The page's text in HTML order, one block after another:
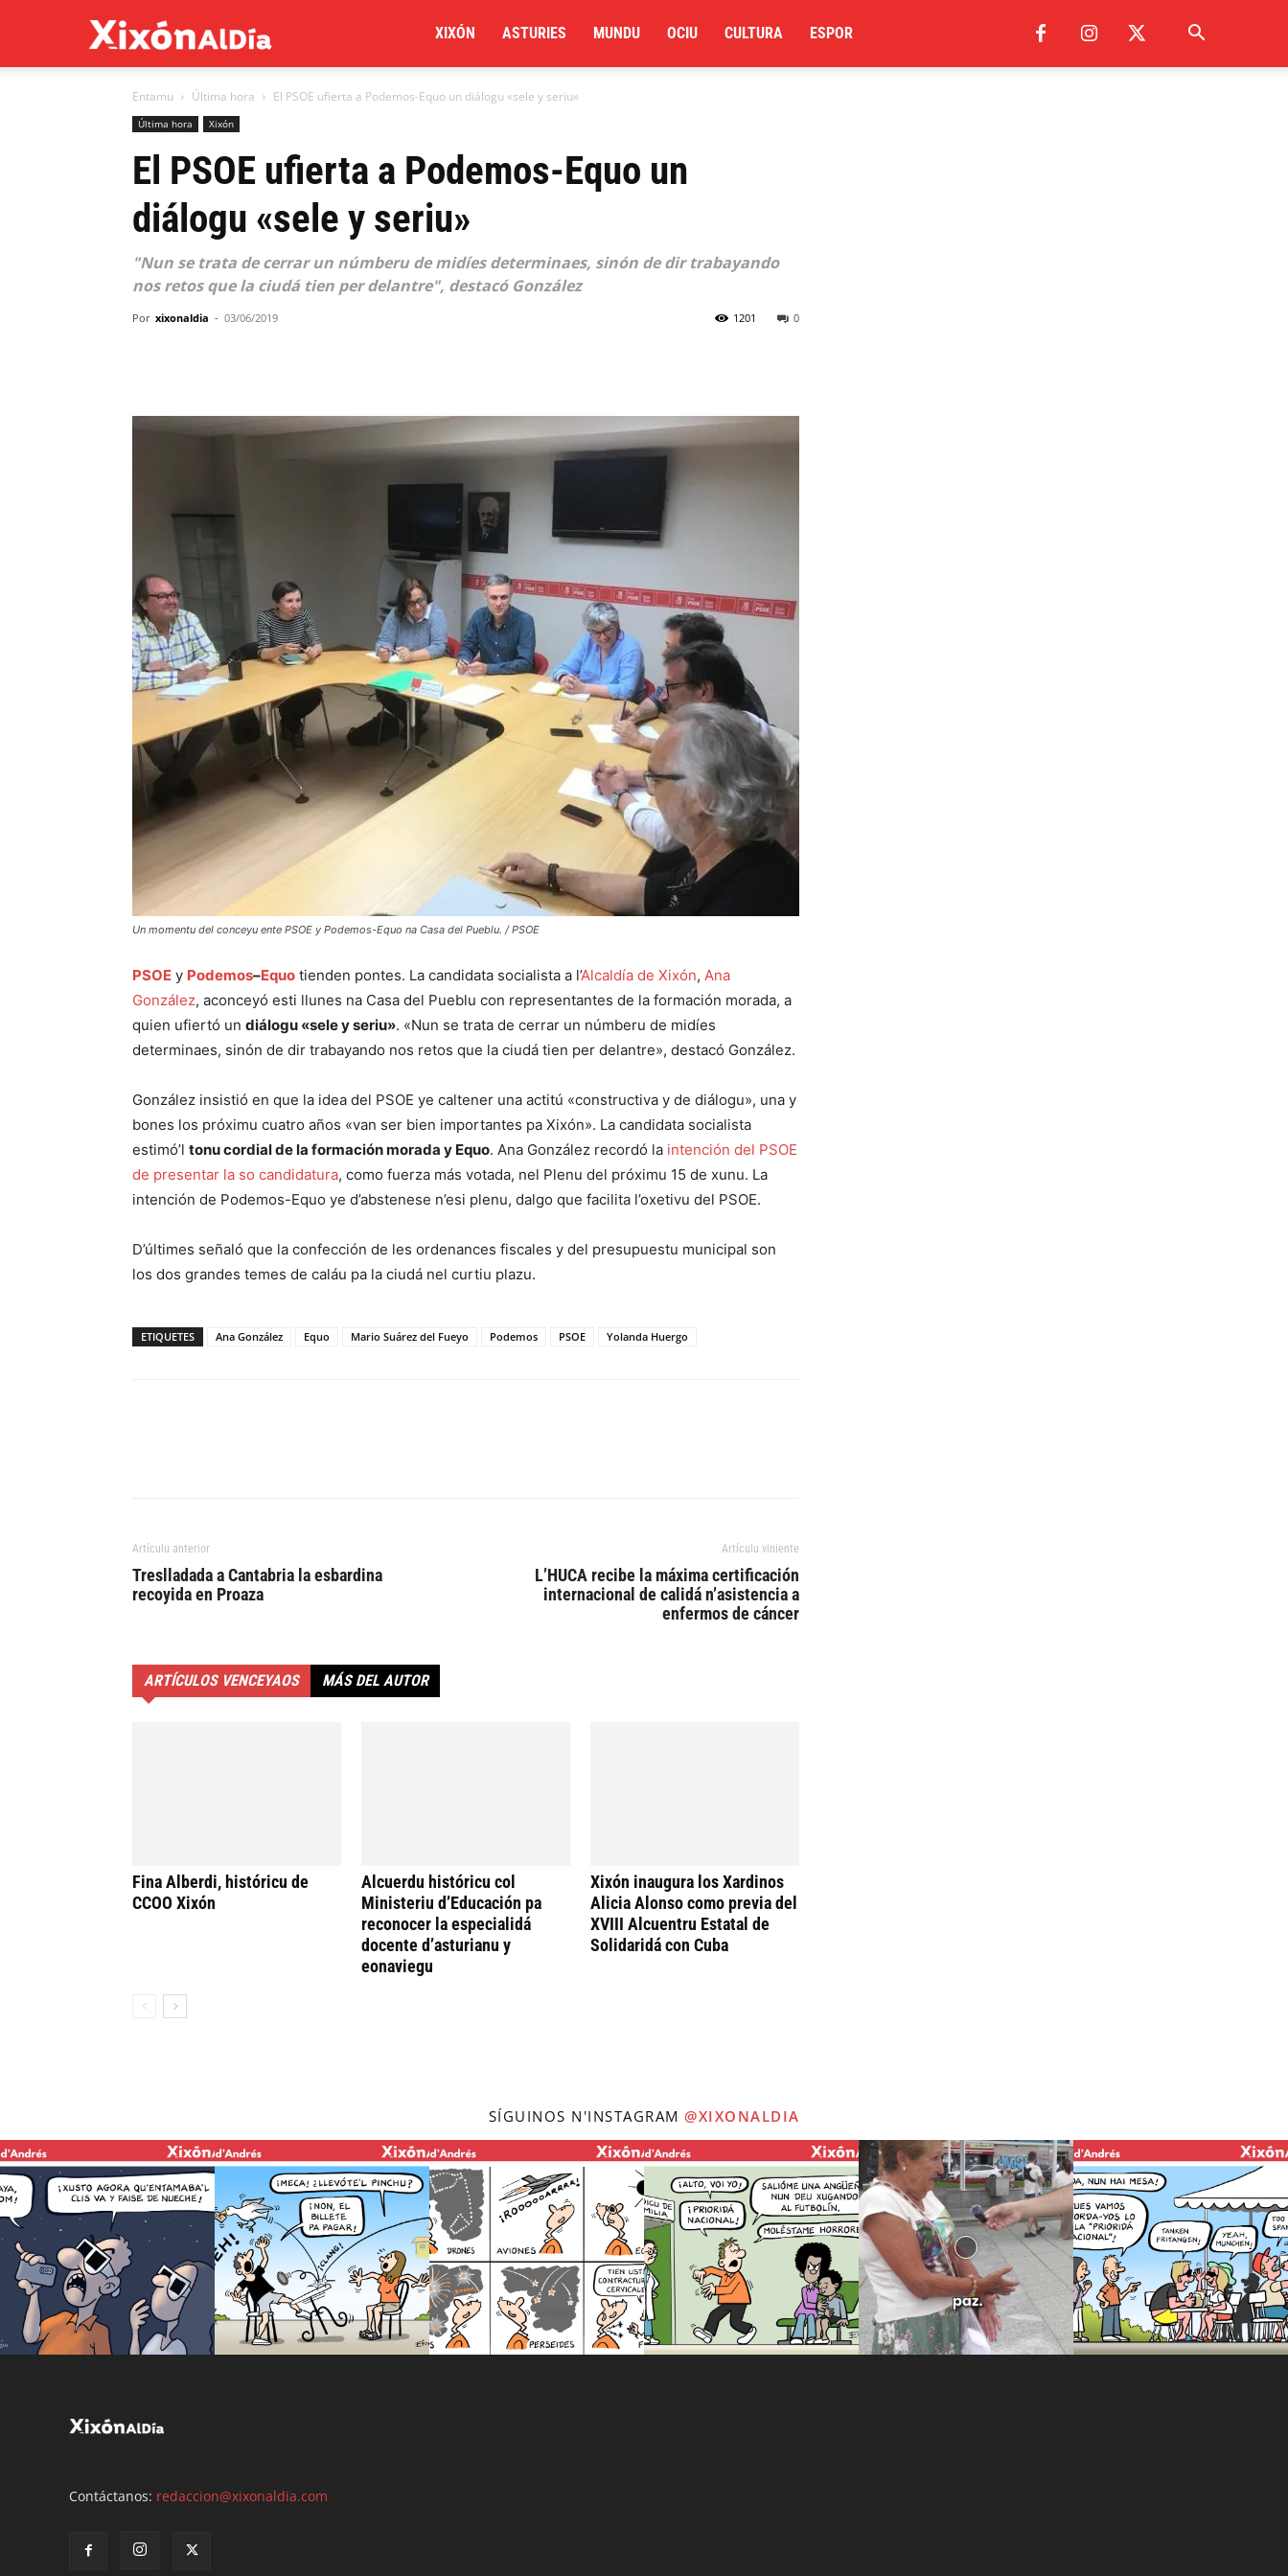
al
día
XIXÓN ASTURIES MUNDU OCIU CULTURA ESPOR
Entamu Última hora El PSOE ufierta a Podemos-Equo un diálogu «sele y seriu»
Última hora Xixón
El PSOE ufierta a Podemos-Equo un
diálogu «sele y seriu»
"Nun se trata de cerrar un númberu de midíes determinaes, sinón de dir trabayando
nos retos que la ciudá tien per delantre", destacó González
Por xixonaldia - 03/06/2019 0
1201
Un momentu del conceyu ente PSOE y Podemos-Equo na Casa del Pueblu. / PSOE
PSOE y Podemos–Equo tienden pontes. La candidata socialista a l’Alcaldía de Xixón, Ana
González, aconceyó esti llunes na Casa del Pueblu con representantes de la formación morada, a
quien ufiertó un diálogu «sele y seriu». «Nun se trata de cerrar un númberu de midíes
determinaes, sinón de dir trabayando nos retos que la ciudá tien per delantre», destacó González.
González insistió en que la idea del PSOE ye caltener una actitú «constructiva y de diálogu», una y
bones los próximu cuatro años «van ser bien importantes pa Xixón». La candidata socialista
estimó’l tonu cordial de la formación morada y Equo. Ana González recordó la intención del PSOE
de presentar la so candidatura, como fuerza más votada, nel Plenu del próximu 15 de xunu. La
intención de Podemos-Equo ye d’abstenese n’esi plenu, dalgo que facilita l’oxetivu del PSOE.
D’últimes señaló que la confección de les ordenances fiscales y del presupuestu municipal son
los dos grandes temes de caláu pa la ciudá nel curtiu plazu.
ETIQUETES Ana González Equo Mario Suárez del Fueyo Podemos PSOE Yolanda Huergo
Artículu anterior
Treslladada a Cantabria la esbardina
recoyida en Proaza
Artículu viniente
L’HUCA recibe la máxima certificación
internacional de calidá n’asistencia a
enfermos de cáncer
ARTÍCULOS VENCEYAOS MÁS DEL AUTOR
Fina Alberdi, históricu de
CCOO Xixón
Alcuerdu históricu col
Ministeriu d’Educación pa
reconocer la especialidá
docente d’asturianu y
eonaviegu
Xixón inaugura los Xardinos
Alicia Alonso como previa del
XVIII Alcuentru Estatal de
Solidaridá con Cuba
SÍGUINOS N'INSTAGRAM @XIXONALDIA
Contáctanos: redaccion@xixonaldia.com